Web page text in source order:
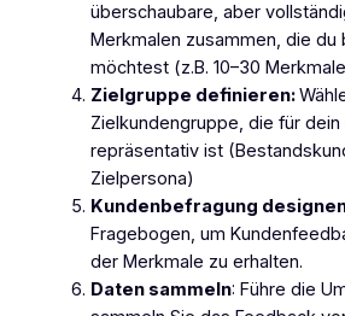
überschaubare, aber
Merkmalen zusammen, die du
möchtest (z.B. 10–30
Zielgruppe definieren:
Zielkundengruppe, die für
repräsentativ ist
Zielpersona)
Kundenbefragung
Fragebogen, um
der Merkmale zu erhalten.
Daten sammeln: Führe die